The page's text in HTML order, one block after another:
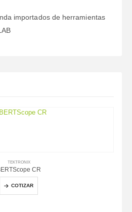
importados de herramientas
TEKTRONIX
CR
COTIZAR